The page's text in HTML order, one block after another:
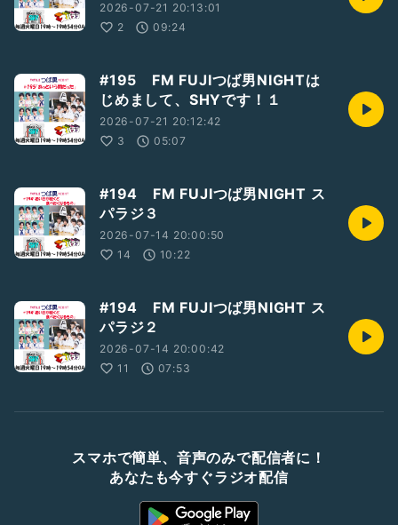
2026-07-21 20:13:01
2
09:24
#195 FM FUJIつば男NIGHTは
じめまして、SHYです！１
2026-07-21 20:12:42
3
05:07
#194 FM FUJIつば男NIGHT ス
パラジ３
2026-07-14 20:00:50
14
10:22
#194 FM FUJIつば男NIGHT ス
パラジ２
2026-07-14 20:00:42
11
07:53
スマホで簡単、音声のみで配信者に！
あなたも今すぐラジオ配信